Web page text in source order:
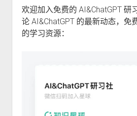
欢迎加入免费的 AI&ChatGPT 研
论 AI&ChatGPT 的最新动态，免
的学习资源：